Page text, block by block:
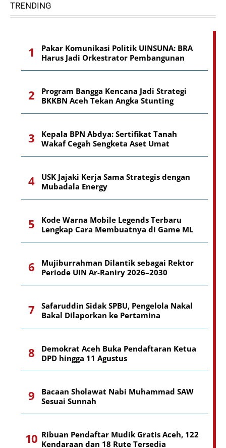
TRENDING
Pakar Komunikasi Politik UINSUNA: BRA
Harus Jadi Orkestrator Pembangunan
Program Bangga Kencana Jadi Strategi
BKKBN Aceh Tekan Angka Stunting
Kepala BPN Abdya: Sertifikat Tanah
Wakaf Cegah Sengketa Aset Umat
USK Jajaki Kerja Sama Strategis dengan
Mubadala Energy
Kode Warna Mobile Legends Terbaru
Lengkap Cara Membuatnya di Game ML
Mujiburrahman Dilantik sebagai Rektor
Periode UIN Ar-Raniry 2026–2030
Safaruddin Sidak SPBU, Pengelola Nakal
Bakal Dilaporkan ke Pertamina
Demokrat Aceh Buka Pendaftaran Ketua
DPD hingga 11 Agustus
Bacaan Sholawat Nabi Muhammad SAW
Sesuai Sunnah
Ribuan Pendaftar Mudik Gratis Aceh, 122
Kendaraan dan 18 Rute Tersedia